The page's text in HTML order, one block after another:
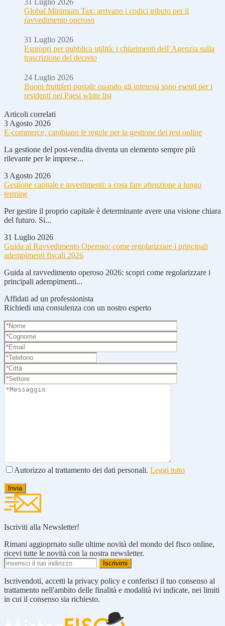
31 Luglio 2026
Global Minimum Tax: arrivano i codici tributo per il
ravvedimento operoso
31 Luglio 2026
Espropri per pubblica utilità: i chiarimenti dell’Agenzia sulla
trascrizione del decreto
24 Luglio 2026
Buoni fruttiferi postali: quando gli interessi sono esenti per i
residenti nei Paesi white list
Articoli correlati
3 Agosto 2026
E-commerce, cambiano le regole per la gestione dei resi online
La gestione del post-vendita diventa un elemento sempre più
rilevante per le imprese...
3 Agosto 2026
Gestione capitale e investimenti: a cosa fare attenzione a lungo
termine
Per gestire il proprio capitale è determinante avere una visione chiara
del futuro. Si...
31 Luglio 2026
Guida al Ravvedimento Operoso: come regolarizzare i principali
adempimenti fiscali 2026
Guida al ravvedimento operoso 2026: scopri come regolarizzare i
principali adempimenti...
Affidati ad un professionista
Richiedi una consulenza con un nostro esperto
Autorizzo al trattamento dei dati personali. Leggi tutto
Iscriviti alla Newsletter!
Rimani aggioprnato sulle ultime novità del mondo del fisco online,
ricevi tutte le novità con la nostra newsletter.
Iscrivendoti, accetti la privacy policy e conferisci il tuo consenso al
trattamento nell'ambito delle finalità e modalità ivi indicate, nei limiti
in cui il consenso sia richiesto.